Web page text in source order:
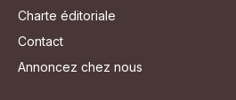
Charte éditoriale
Contact
Annoncez chez nous